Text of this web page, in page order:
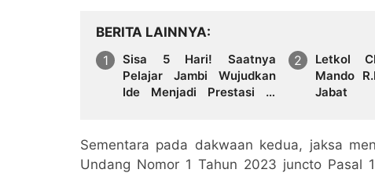
BERITA LAINNYA
Sisa 5 Hari! Saatnya
Pelajar Jambi Wujudkan
Ide Menjadi Prestasi di
Letkol
Mando
Jabat
Satgas
Sementara pada dakwaan kedua, jaksa
Undang Nomor 1 Tahun 2023 juncto Pasal